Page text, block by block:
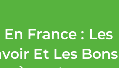
France : Les
Et Les Bons